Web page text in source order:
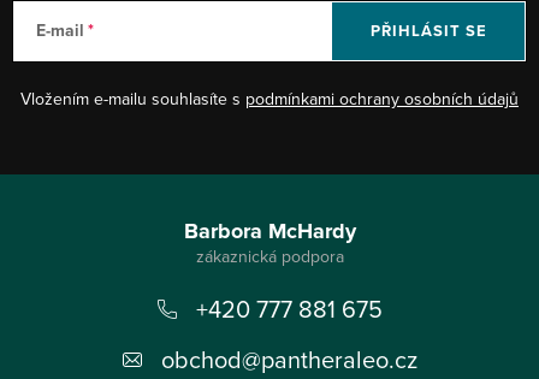
E-mail
Vložením e-mailu souhlasíte s podmínkami ochrany osobních údajů
PŘIHLÁSIT SE
Barbora McHardy
+420 777 881 675
obchod@pantheraleo.cz